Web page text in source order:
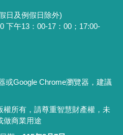
日及例假日除外)
下午13：00-17：00；17:00-
或Google Chrome瀏覽器，建議
所有，請尊重智慧財產權，未
做商業用途